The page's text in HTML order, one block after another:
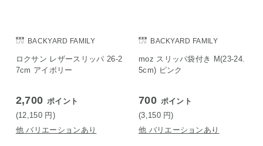
BACKYARD FAMILY
ロクサン レザースリッパ 26-2
7cm アイボリー
2,700 ポイント
(12,150 円 )
他 バリエーションあり
BACKYARD FAMILY
moz スリッパ袋付き M(23-24.
5cm) ピンク
700 ポイント
(3,150 円)
他 バリエーションあり